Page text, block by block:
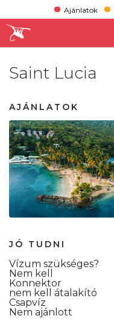
Ajánlatok
Saint Lucia
AJÁNLATOK
JÓ TUDNI
Vízum szükséges?
Nem kell
Konnektor
nem kell átalakító
Csapvíz
Nem ajánlott